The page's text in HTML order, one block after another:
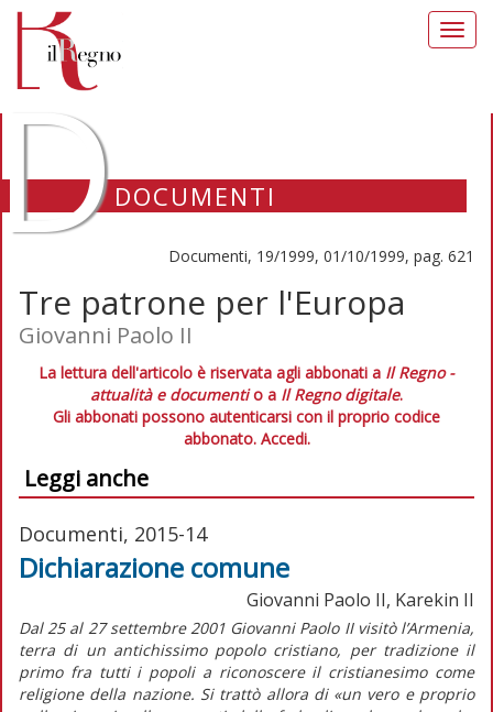
DOCUMENTI
Documenti, 19/1999, 01/10/1999, pag. 621
Tre patrone per l'Europa
Giovanni Paolo II
La lettura dell'articolo è riservata agli abbonati a Il Regno -
attualità e documentio a Il Regno digitale.
Gli abbonati possono autenticarsi con il proprio codice
abbonato. Accedi.
Leggi anche
Documenti, 2015-14
Dichiarazione comune
Giovanni Paolo II, Karekin II
Dal 25 al 27 settembre 2001 Giovanni Paolo II visitò l’Armenia,
terra di un antichissimo popolo cristiano, per tradizione il
primo fra tutti i popoli a riconoscere il cristianesimo come
religione della nazione. Si trattò allora di «un vero e proprio